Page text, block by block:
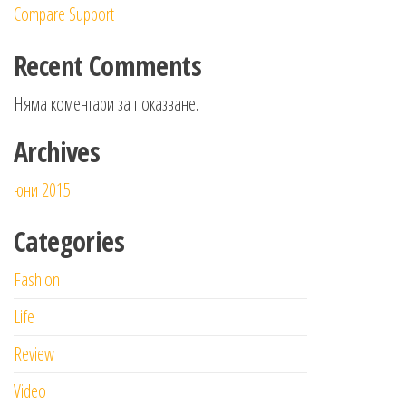
Compare Support
Recent Comments
Няма коментари за показване.
Archives
юни 2015
Categories
Fashion
Life
Review
Video